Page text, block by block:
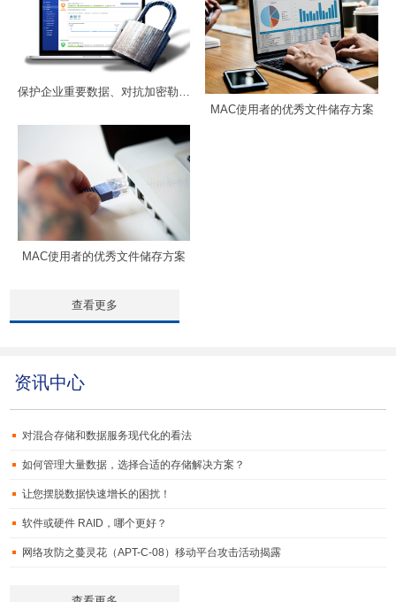
MAC使用者的优秀文件储存方案
MAC使用者的优秀文件储存方案
查看更多
资讯中心
对混合存储和数据服务现代化的看法
如何管理大量数据，选择合适的存储解决方案？
让您摆脱数据快速增长的困扰！
软件或硬件 RAID，哪个更好？
网络攻防之蔓灵花（APT-C-08）移动平台攻击活动揭露